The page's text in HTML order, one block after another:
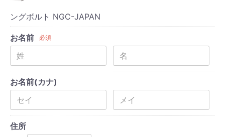
ングボルト NGC-JAPAN
お名前 必須
お名前(カナ)
住所